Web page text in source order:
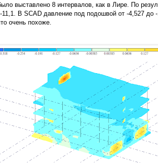
выставлено 8 интервалов, как в Лире. По
В SCAD давление под подошвой от -4,527 до
очень похоже.